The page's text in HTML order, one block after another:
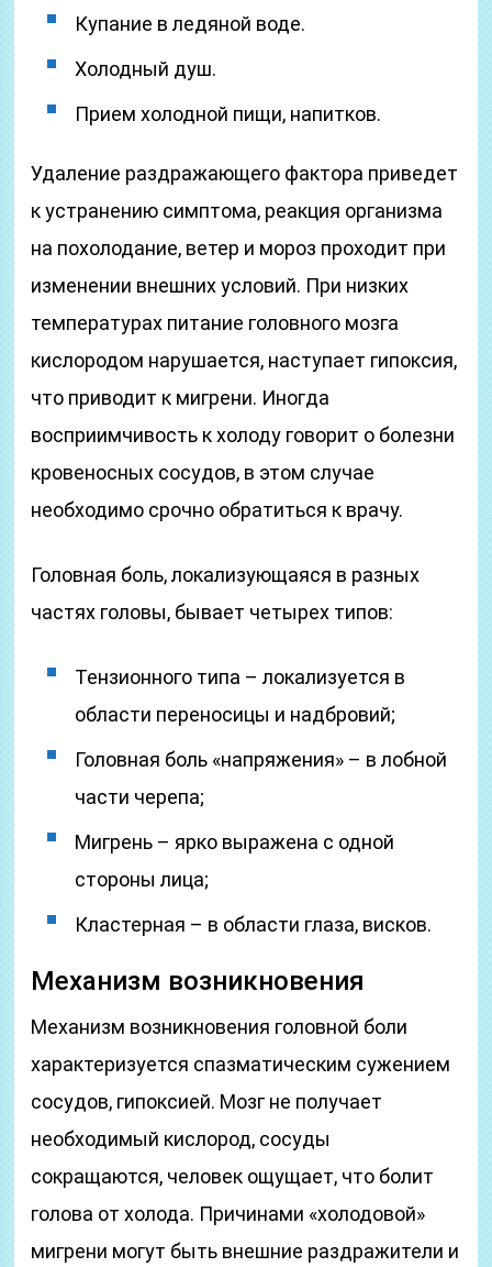
Купание в ледяной воде.
Холодный душ.
Прием холодной пищи, напитков.
Удаление раздражающего фактора приведет
к устранению симптома, реакция организма
на похолодание, ветер и мороз проходит при
изменении внешних условий. При низких
температурах питание головного мозга
кислородом нарушается, наступает гипоксия,
что приводит к мигрени. Иногда
восприимчивость к холоду говорит о болезни
кровеносных сосудов, в этом случае
необходимо срочно обратиться к врачу.
Головная боль, локализующаяся в разных
частях головы, бывает четырех типов:
Тензионного типа – локализуется в
области переносицы и надбровий;
Головная боль «напряжения» – в лобной
части черепа;
Мигрень – ярко выражена с одной
стороны лица;
Кластерная – в области глаза, висков.
Механизм возникновения
Механизм возникновения головной боли
характеризуется спазматическим сужением
сосудов, гипоксией. Мозг не получает
необходимый кислород, сосуды
сокращаются, человек ощущает, что болит
голова от холода. Причинами «холодовой»
мигрени могут быть внешние раздражители и